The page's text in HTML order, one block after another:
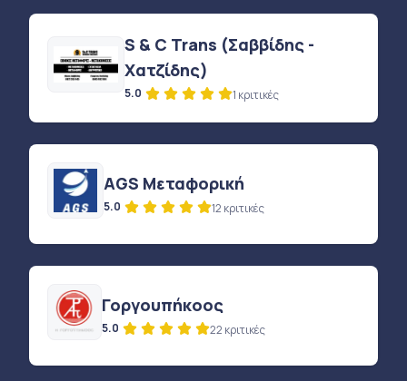
S & C Trans (Σαββίδης -
Χατζίδης)
5.0 1 κριτικές
AGS Μεταφορική
5.0 12 κριτικές
Γοργουπήκοος
5.0 22 κριτικές